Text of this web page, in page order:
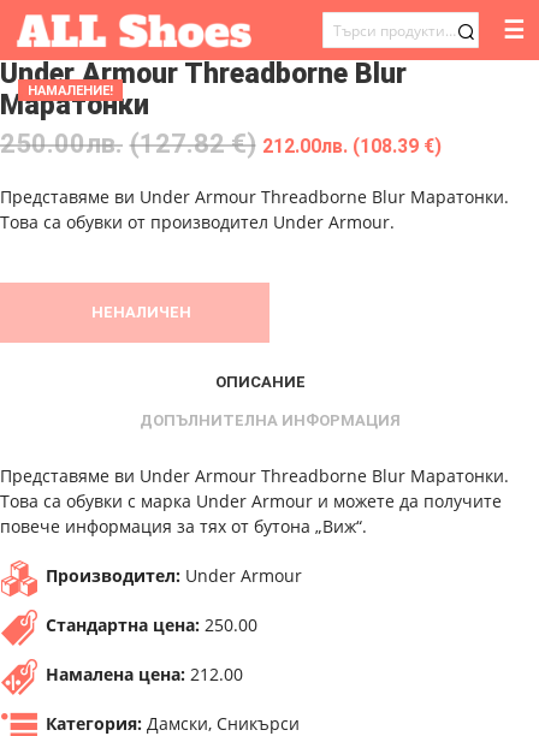
ТЪРСЕНЕ
ЗА:
☰
НАМАЛЕНИЕ!
Under Armour Threadborne Blur
Маратонки
250.00лв. (127.82 €) 212.00лв. (108.39 €)
Представяме ви Under Armour Threadborne Blur Маратонки.
Това са обувки от производител Under Armour.
НЕНАЛИЧЕН
ОПИСАНИЕ
ДОПЪЛНИТЕЛНА ИНФОРМАЦИЯ
Представяме ви Under Armour Threadborne Blur Маратонки.
Това са обувки с марка Under Armour и можете да получите
повече информация за тях от бутона „Виж“.
Производител: Under Armour
Стандартна цена: 250.00
Намалена цена: 212.00
Категория: Дамски, Сникърси